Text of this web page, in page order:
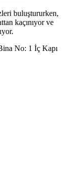
buluştururken,
kaçınıyor ve
No: 1 İç Kapı